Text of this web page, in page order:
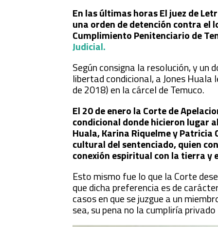
En las últimas horas El juez de
una orden de detención contra el
Cumplimiento Penitenciario de
Judicial.
Según consigna la resolución, y
libertad condicional, a Jones
de 2018) en la cárcel de Temuco.
El 20 de enero la Corte de
condicional donde hicieron lugar
Huala, Karina Riquelme y Patricia
cultural del sentenciado, quien
conexión espiritual con la tierra y
Esto mismo fue lo que la Corte
que dicha preferencia es de
casos en que se juzgue a un
sea, su pena no la cumpliría